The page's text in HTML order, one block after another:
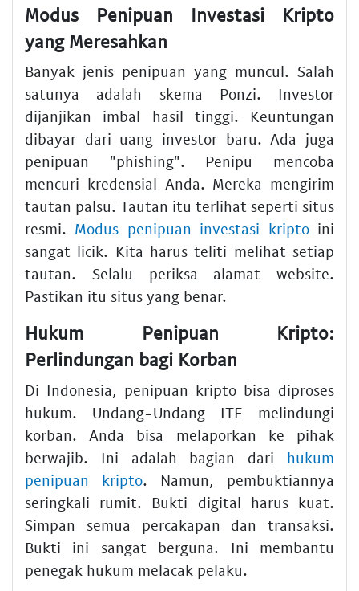
Modus Penipuan Investasi Kripto
yang Meresahkan
Banyak jenis penipuan yang muncul. Salah
satunya adalah skema Ponzi. Investor
dijanjikan imbal hasil tinggi. Keuntungan
dibayar dari uang investor baru. Ada juga
penipuan "phishing". Penipu mencoba
mencuri kredensial Anda. Mereka mengirim
tautan palsu. Tautan itu terlihat seperti situs
resmi. Modus penipuan investasi kriptoini
sangat licik. Kita harus teliti melihat setiap
tautan. Selalu periksa alamat website.
Pastikan itu situs yang benar.
Hukum Penipuan Kripto:
Perlindungan bagi Korban
Di Indonesia, penipuan kripto bisa diproses
hukum. Undang-Undang ITE melindungi
korban. Anda bisa melaporkan ke pihak
berwajib. Ini adalah bagian dari hukum
penipuan kripto. Namun, pembuktiannya
seringkali rumit. Bukti digital harus kuat.
Simpan semua percakapan dan transaksi.
Bukti ini sangat berguna. Ini membantu
penegak hukum melacak pelaku.